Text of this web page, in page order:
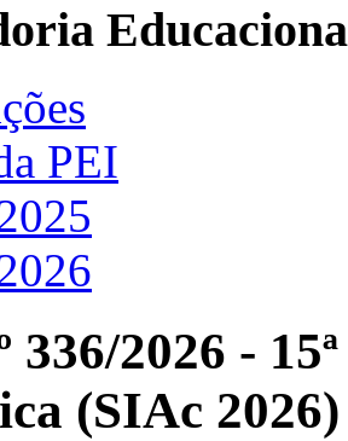
PEI
336/2026 -
(SIAc 2026)